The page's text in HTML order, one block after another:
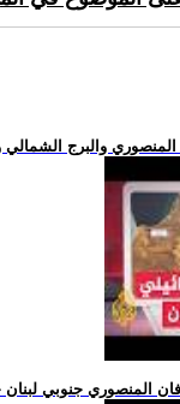
المنصوري والبرج
المنصوري جنوبي